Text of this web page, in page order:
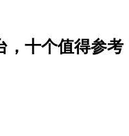
，十个值得参考